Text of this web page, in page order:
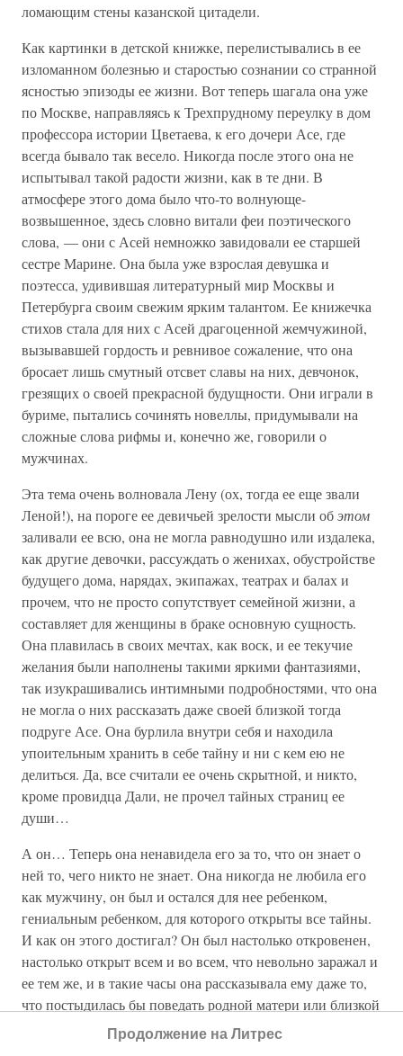
ломающим стены казанской цитадели.
Как картинки в детской книжке, перелистывались в ее
изломанном болезнью и старостью сознании со странной
ясностью эпизоды ее жизни. Вот теперь шагала она уже
по Москве, направляясь к Трехпрудному переулку в дом
профессора истории Цветаева, к его дочери Асе, где
всегда бывало так весело. Никогда после этого она не
испытывал такой радости жизни, как в те дни. В
атмосфере этого дома было что-то волнующе-
возвышенное, здесь словно витали феи поэтического
слова, — они с Асей немножко завидовали ее старшей
сестре Марине. Она была уже взрослая девушка и
поэтесса, удивившая литературный мир Москвы и
Петербурга своим свежим ярким талантом. Ее книжечка
стихов стала для них с Асей драгоценной жемчужиной,
вызывавшей гордость и ревнивое сожаление, что она
бросает лишь смутный отсвет славы на них, девчонок,
грезящих о своей прекрасной будущности. Они играли в
буриме, пытались сочинять новеллы, придумывали на
сложные слова рифмы и, конечно же, говорили о
мужчинах.
Эта тема очень волновала Лену (ох, тогда ее еще звали
Леной!), на пороге ее девичьей зрелости мысли обэтом
заливали ее всю, она не могла равнодушно или издалека,
как другие девочки, рассуждать о женихах, обустройстве
будущего дома, нарядах, экипажах, театрах и балах и
прочем, что не просто сопутствует семейной жизни, а
составляет для женщины в браке основную сущность.
Она плавилась в своих мечтах, как воск, и ее текучие
желания были наполнены такими яркими фантазиями,
так изукрашивались интимными подробностями, что она
не могла о них рассказать даже своей близкой тогда
подруге Асе. Она бурлила внутри себя и находила
упоительным хранить в себе тайну и ни с кем ею не
делиться. Да, все считали ее очень скрытной, и никто,
кроме провидца Дали, не прочел тайных страниц ее
души…
А он… Теперь она ненавидела его за то, что он знает о
ней то, чего никто не знает. Она никогда не любила его
как мужчину, он был и остался для нее ребенком,
гениальным ребенком, для которого открыты все тайны.
И как он этого достигал? Он был настолько откровенен,
настолько открыт всем и во всем, что невольно заражал и
ее тем же, и в такие часы она рассказывала ему даже то,
что постыдилась бы поведать родной матери или близкой
подруге. Однажды она в подробностях рассказала ему о
своих сексуальных отношениях с Элюаром, а он в это
Продолжение на Литрес